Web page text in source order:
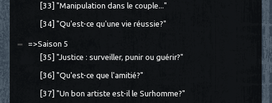
[33] "Manipulation dans le couple..."
[34] "Qu'est-ce qu'une vie réussie?"
=>Saison 5
[35] "Justice : surveiller, punir ou guérir?"
[36] "Qu'est-ce que l'amitié?"
[37] "Un bon artiste est-il le Surhomme?"